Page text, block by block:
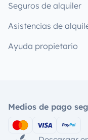
Seguros de alquiler
Asistencias de
Ayuda propietario
Medios de pago